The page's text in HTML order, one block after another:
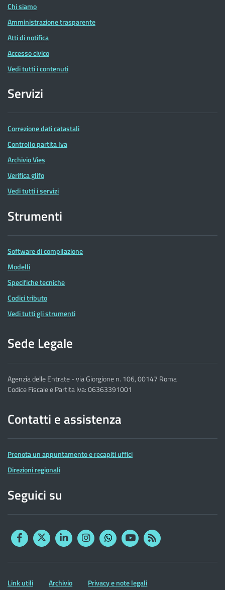
Chi siamo
Amministrazione trasparente
Atti di notifica
Accesso civico
Vedi tutti i contenuti
Servizi
Correzione dati catastali
Controllo partita Iva
Archivio Vies
Verifica glifo
Vedi tutti i servizi
Strumenti
Software di compilazione
Modelli
Specifiche tecniche
Codici tributo
Vedi tutti gli strumenti
Sede Legale
Agenzia delle Entrate - via Giorgione n. 106, 00147 Roma
Codice Fiscale e Partita Iva: 06363391001
Contatti e assistenza
Prenota un appuntamento e recapiti uffici
Direzioni regionali
Seguici su
FacebookTwitterLinkedinInstagram
YouTubeRSS
Altre
Link utili Archivio Privacy e note legali